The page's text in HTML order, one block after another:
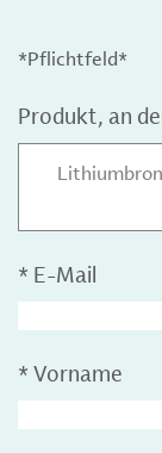
*Pflichtfeld*
Produkt, an
* E-Mail
* Vorname